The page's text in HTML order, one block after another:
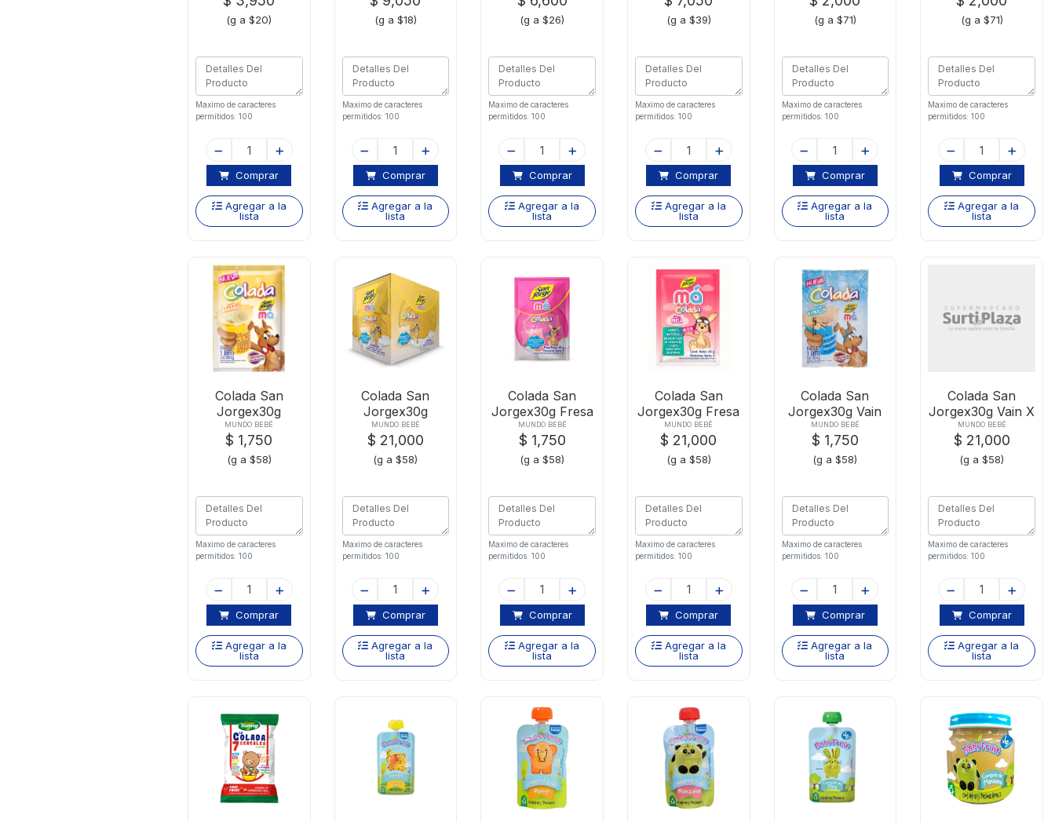
(g a $20)
Maximo de caracteres
permitidos: 100
Comprar
Agregar a la
lista
(g a $18)
Maximo de caracteres
permitidos: 100
Comprar
Agregar a la
lista
Platano
(g a $26)
Maximo de caracteres
permitidos: 100
Comprar
Agregar a la
lista
(g a $39)
Maximo de caracteres
permitidos: 100
Comprar
Agregar a la
lista
(g a $71)
Maximo de caracteres
permitidos: 100
Comprar
Agregar a la
lista
(g a $71)
Maximo de caracteres
permitidos: 100
Comprar
Agregar a la
lista
Colada San
Jorgex30g
Banano
MUNDO BEBÉ
$ 1,750
(g a $58)
Maximo de caracteres
permitidos: 100
Comprar
Agregar a la
lista
Colada San
Jorgex30g
Banano X 12 Und
MUNDO BEBÉ
$ 21,000
(g a $58)
Maximo de caracteres
permitidos: 100
Comprar
Agregar a la
lista
Colada San
Jorgex30g Fresa
MUNDO BEBÉ
$ 1,750
(g a $58)
Maximo de caracteres
permitidos: 100
Comprar
Agregar a la
lista
Colada San
Jorgex30g Fresa
X 12 Und
MUNDO BEBÉ
$ 21,000
(g a $58)
Maximo de caracteres
permitidos: 100
Comprar
Agregar a la
lista
Colada San
Jorgex30g Vain
MUNDO BEBÉ
$ 1,750
(g a $58)
Maximo de caracteres
permitidos: 100
Comprar
Agregar a la
lista
Colada San
Jorgex30g Vain X
12 Und
MUNDO BEBÉ
$ 21,000
(g a $58)
Maximo de caracteres
permitidos: 100
Comprar
Agregar a la
lista